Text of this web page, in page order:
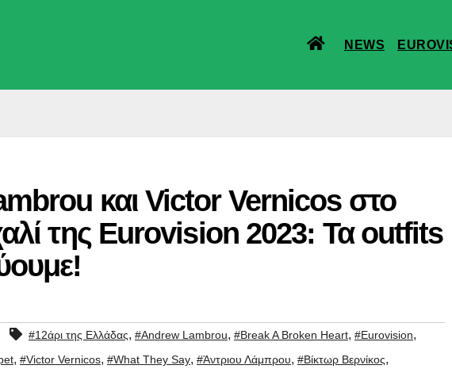
NEWS
και Victor Vernicos στο
της Eurovision 2023: Τα outfits
#12άρι της Ελλάδας, #Andrew Lambrou, #Break A Broken Heart, #Eurovision,
, #Victor Vernicos, #What They Say, #Άντριου Λάμπρου, #Βίκτωρ Βερνίκος,